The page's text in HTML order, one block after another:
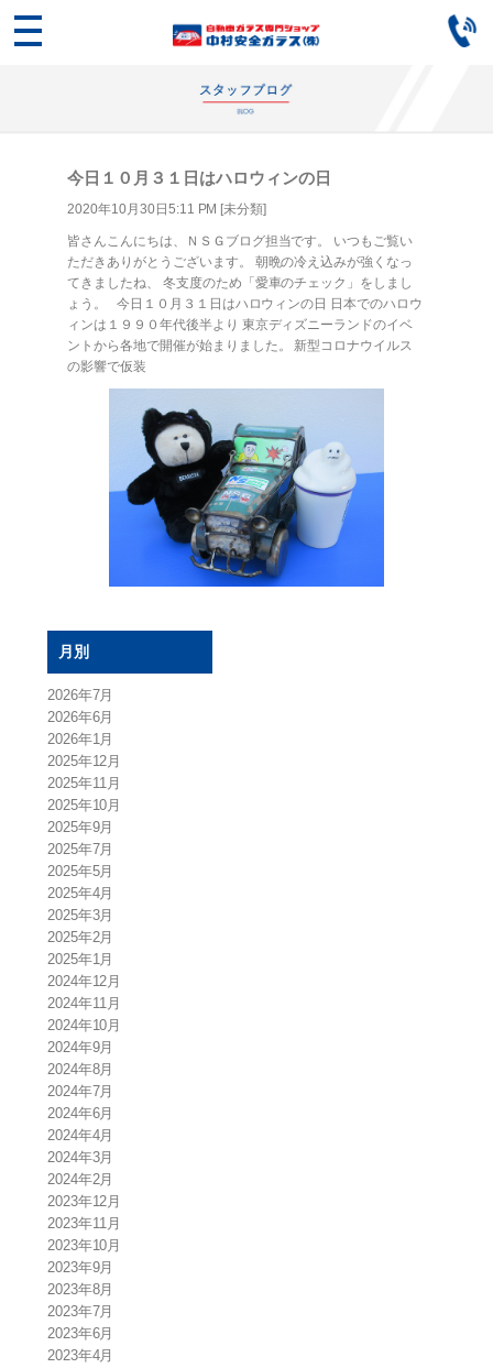
今日１０月３１日はハロウィンの日
2020年10月30日5:11 PM [未分類]
皆さんこんにちは、ＮＳＧブログ担当です。 いつもご覧い
ただきありがとうございます。 朝晩の冷え込みが強くなっ
てきましたね、 冬支度のため「愛車のチェック」をしまし
ょう。 今日１０月３１日はハロウィンの日 日本でのハロウ
ィンは１９９０年代後半より 東京ディズニーランドのイベ
ントから各地で開催が始まりました。 新型コロナウイルス
の影響で仮装
月別
2026年7月
2026年6月
2026年1月
2025年12月
2025年11月
2025年10月
2025年9月
2025年7月
2025年5月
2025年4月
2025年3月
2025年2月
2025年1月
2024年12月
2024年11月
2024年10月
2024年9月
2024年8月
2024年7月
2024年6月
2024年4月
2024年3月
2024年2月
2023年12月
2023年11月
2023年10月
2023年9月
2023年8月
2023年7月
2023年6月
2023年4月